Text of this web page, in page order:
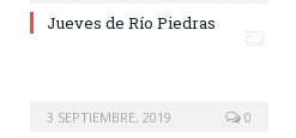
Jueves de Río Piedras
3 SEPTIEMBRE, 2019 0